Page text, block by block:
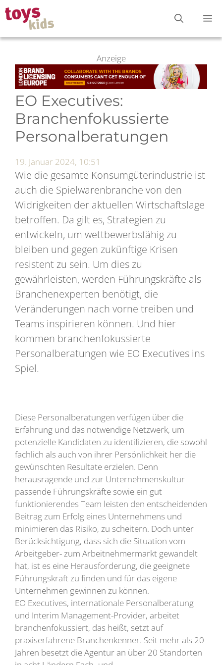
Zum
Inhalt
springen
Anzeige
EO Executives:
Branchenfokussierte
Personalberatungen
19. Januar 2024, 10:51
Wie die gesamte Konsumgüterindustrie ist
auch die Spielwarenbranche von den
Widrigkeiten der aktuellen Wirtschaftslage
betroffen. Da gilt es, Strategien zu
entwickeln, um wettbewerbsfähig zu
bleiben und gegen zukünftige Krisen
resistent zu sein. Um dies zu
gewährleisten, werden Führungskräfte als
Branchenexperten benötigt, die
Veränderungen nach vorne treiben und
Teams inspirieren können. Und hier
kommen branchenfokussierte
Personalberatungen wie EO Executives ins
Spiel.
Diese Personalberatungen verfügen über die
Erfahrung und das notwendige Netzwerk, um
potenzielle Kandidaten zu identifizieren, die sowohl
fachlich als auch von ihrer Persönlichkeit her die
gewünschten Resultate erzielen. Denn
herausragende und zur Unternehmenskultur
passende Führungskräfte sowie ein gut
funktionierendes Team leisten den entscheidenden
Beitrag zum Erfolg eines Unternehmens und
minimieren das Risiko, zu scheitern. Doch unter
Berücksichtigung, dass sich die Situation vom
Arbeitgeber- zum Arbeitnehmermarkt gewandelt
hat, ist es eine Herausforderung, die geeignete
Führungskraft zu finden und für das eigene
Unternehmen gewinnen zu können.
EO Executives, internationale Personalberatung
und Interim Management-Provider, arbeitet
branchenfokussiert, das heißt, setzt auf
praxiserfahrene Branchenkenner. Seit mehr als 20
Jahren besetzt die Agentur an über 20 Standorten